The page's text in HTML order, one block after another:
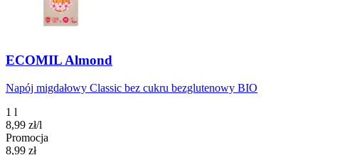
ECOMIL Almond
Napój migdałowy Classic bez cukru bezglutenowy BIO
1 l
8,99 zł/l
Promocja
Cena promocyjna
8,99 zł